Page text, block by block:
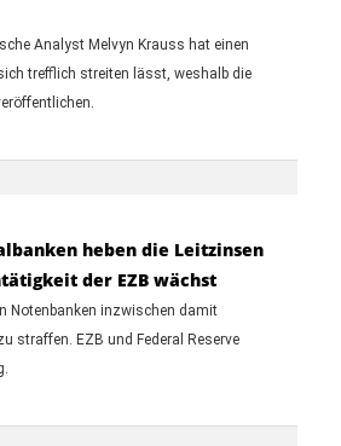
Analyst Melvyn Krauss hat einen
trefflich streiten lässt, weshalb die
heben die Leitzinsen
der EZB wächst
Notenbanken inzwischen damit
straffen. EZB und Federal Reserve